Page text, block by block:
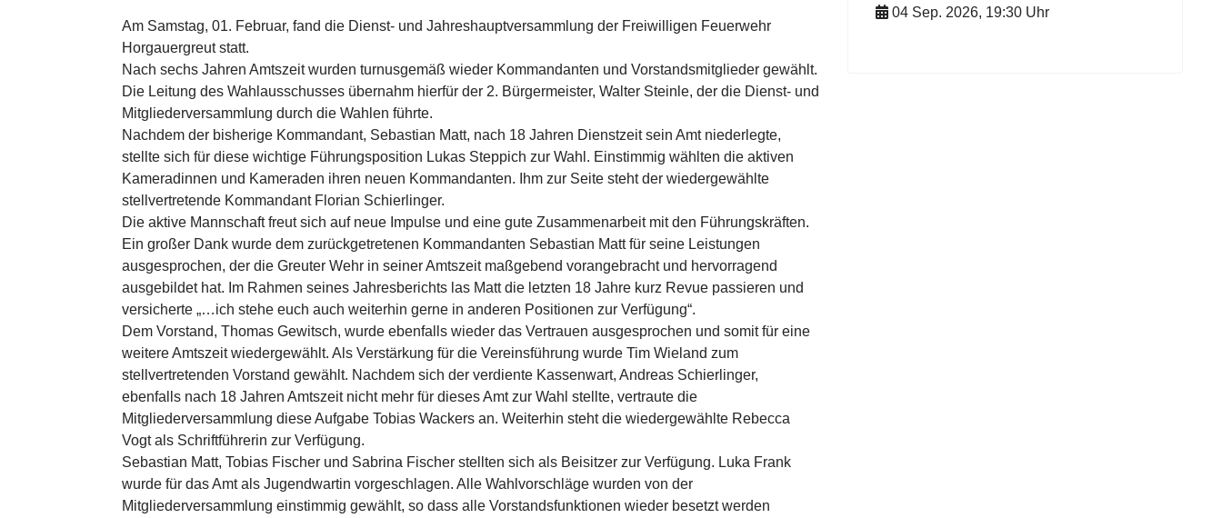
Am Samstag, 01. Februar, fand die Dienst- und Jahreshauptversammlung der Freiwilligen Feuerwehr
Horgauergreut statt.
Nach sechs Jahren Amtszeit wurden turnusgemäß wieder Kommandanten und Vorstandsmitglieder gewählt.
Die Leitung des Wahlausschusses übernahm hierfür der 2. Bürgermeister, Walter Steinle, der die Dienst- und
Mitgliederversammlung durch die Wahlen führte.
Nachdem der bisherige Kommandant, Sebastian Matt, nach 18 Jahren Dienstzeit sein Amt niederlegte,
stellte sich für diese wichtige Führungsposition Lukas Steppich zur Wahl. Einstimmig wählten die aktiven
Kameradinnen und Kameraden ihren neuen Kommandanten. Ihm zur Seite steht der wiedergewählte
stellvertretende Kommandant Florian Schierlinger.
Die aktive Mannschaft freut sich auf neue Impulse und eine gute Zusammenarbeit mit den Führungskräften.
Ein großer Dank wurde dem zurückgetretenen Kommandanten Sebastian Matt für seine Leistungen
ausgesprochen, der die Greuter Wehr in seiner Amtszeit maßgebend vorangebracht und hervorragend
ausgebildet hat. Im Rahmen seines Jahresberichts las Matt die letzten 18 Jahre kurz Revue passieren und
versicherte „…ich stehe euch auch weiterhin gerne in anderen Positionen zur Verfügung“.
Dem Vorstand, Thomas Gewitsch, wurde ebenfalls wieder das Vertrauen ausgesprochen und somit für eine
weitere Amtszeit wiedergewählt. Als Verstärkung für die Vereinsführung wurde Tim Wieland zum
stellvertretenden Vorstand gewählt. Nachdem sich der verdiente Kassenwart, Andreas Schierlinger,
ebenfalls nach 18 Jahren Amtszeit nicht mehr für dieses Amt zur Wahl stellte, vertraute die
Mitgliederversammlung diese Aufgabe Tobias Wackers an. Weiterhin steht die wiedergewählte Rebecca
Vogt als Schriftführerin zur Verfügung.
Sebastian Matt, Tobias Fischer und Sabrina Fischer stellten sich als Beisitzer zur Verfügung. Luka Frank
wurde für das Amt als Jugendwartin vorgeschlagen. Alle Wahlvorschläge wurden von der
Mitgliederversammlung einstimmig gewählt, so dass alle Vorstandsfunktionen wieder besetzt werden
04 Sep. 2026, 19:30 Uhr